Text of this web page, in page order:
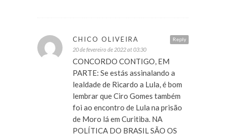
Reply
CHICO OLIVEIRA
20 de fevereiro de 2022 at 03:30
CONCORDO CONTIGO, EM
PARTE: Se estás assinalando a
lealdade de Ricardo a Lula, é bom
lembrar que Ciro Gomes também
foi ao encontro de Lula na prisão
de Moro lá em Curitiba. NA
POLÍTICA DO BRASIL SÃO OS